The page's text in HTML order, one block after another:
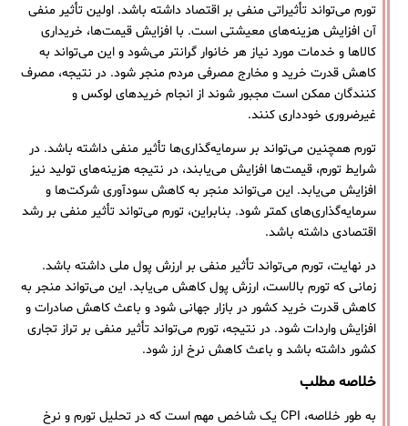
تورم می‌تواند تأثیراتی منفی بر اقتصاد داشته باشد. اولین تأثیر منفی
آن افزایش هزینه‌های معیشتی است. با افزایش قیمت‌ها، خریداری
کالاها و خدمات مورد نیاز هر خانوار گرانتر می‌شود و این می‌تواند به
کاهش قدرت خرید و مخارج مصرفی مردم منجر شود. در نتیجه، مصرف
کنندگان ممکن است مجبور شوند از انجام خریدهای لوکس و
غیرضروری خودداری کنند.
تورم همچنین می‌تواند بر سرمایه‌گذاری‌ها تأثیر منفی داشته باشد. در
شرایط تورم، قیمت‌ها افزایش می‌یابند، در نتیجه هزینه‌های تولید نیز
افزایش می‌یابد. این می‌تواند منجر به کاهش سودآوری شرکت‌ها و
سرمایه‌گذاری‌های کمتر شود. بنابراین، تورم می‌تواند تأثیر منفی بر رشد
اقتصادی داشته باشد.
در نهایت، تورم می‌تواند تأثیر منفی بر ارزش پول ملی داشته باشد.
زمانی که تورم بالاست، ارزش پول کاهش می‌یابد. این می‌تواند منجر به
کاهش قدرت خرید کشور در بازار جهانی شود و باعث کاهش صادرات و
افزایش واردات شود. در نتیجه، تورم می‌تواند تأثیر منفی بر تراز تجاری
کشور داشته باشد و باعث کاهش نرخ ارز شود.
خلاصه مطلب
به طور خلاصه، CPI یک شاخص مهم است که در تحلیل تورم و نرخ